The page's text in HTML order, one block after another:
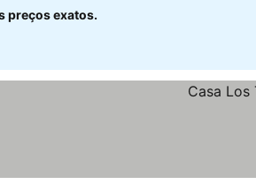
preços exatos.